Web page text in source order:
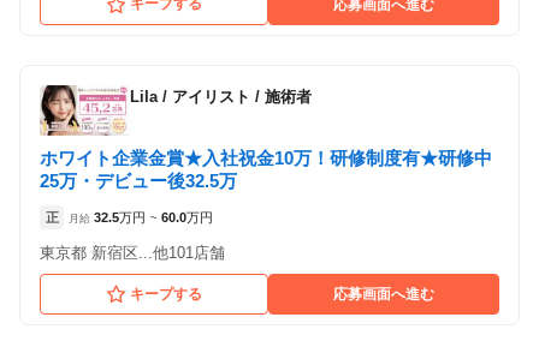
キープする 応募画面へ進む
Lila / アイリスト / 施術者
ホワイト企業金賞★入社祝金10万！研修制度有★研修中
25万・デビュー後32.5万
正 月給 32.5万円 ~ 60.0万円
東京都 新宿区...他101店舗
キープする 応募画面へ進む